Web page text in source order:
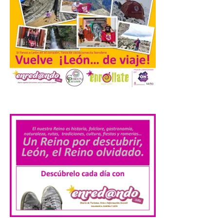
Salamanca Plazas y Patios
continúa este fin de
semana con propuestas
de teatro y música. En el
Patio Chico está previsto el estreno
absoluto de “De indis. Por favor, firme
aquí”, una producción de la compañía
salmantina […]
Historia y la
Peregrinación”, en
Benavides de Órbigo.
7 Ago 2026
Alonso, sobre la
peregrinación femenina.
Presentación del Libro
“Va de Monjas”, de José